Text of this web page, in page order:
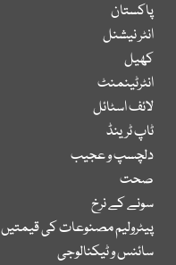
پاکستان
انٹر نیشنل
کھیل
انٹرٹینمنٹ
لائف اسٹائل
ٹاپ ٹرینڈ
دلچسپ و عجیب
صحت
سونے کے نرخ
پیٹرولیم مصنوعات کی قیمتیں
سائنس و ٹیکنالوجی